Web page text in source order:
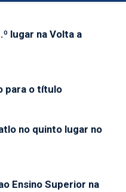
lugar na Volta a
para o título
no quinto lugar no
Ensino Superior na